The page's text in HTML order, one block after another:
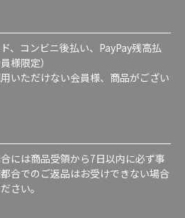
、コンビニ後払い、PayPay残高払
様限定）
いただけない会員様、商品がござい
には商品受領から7日以内に必ず事
合でのご返品はお受けできない場合
さい。